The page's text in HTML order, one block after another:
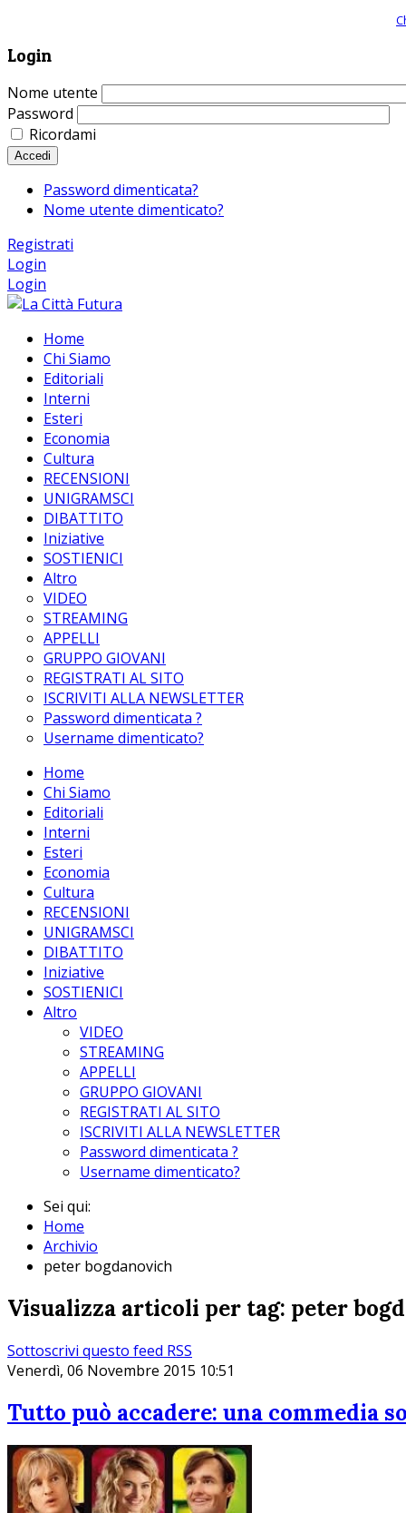
Login
Nome utente
Password
Ricordami
Accedi
Password dimenticata?
Nome utente dimenticato?
Registrati
Login
Login
Home
Chi Siamo
Editoriali
Interni
Esteri
Economia
Cultura
RECENSIONI
UNIGRAMSCI
DIBATTITO
Iniziative
SOSTIENICI
Altro
VIDEO
STREAMING
APPELLI
GRUPPO GIOVANI
REGISTRATI AL SITO
ISCRIVITI ALLA NEWSLETTER
Password dimenticata ?
Username dimenticato?
Home
Chi Siamo
Editoriali
Interni
Esteri
Economia
Cultura
RECENSIONI
UNIGRAMSCI
DIBATTITO
Iniziative
SOSTIENICI
Altro
VIDEO
STREAMING
APPELLI
GRUPPO GIOVANI
REGISTRATI AL SITO
ISCRIVITI ALLA NEWSLETTER
Password dimenticata ?
Username dimenticato?
Sei qui:
Home
Archivio
peter bogdanovich
Visualizza articoli per tag: peter
Sottoscrivi questo feed RSS
Venerdì, 06 Novembre 2015 10:51
Tutto può accadere: una commedia